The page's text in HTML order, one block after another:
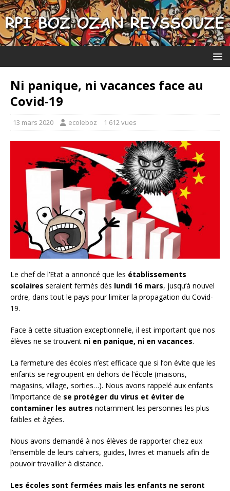
Ni panique, ni vacances face au
Covid-19
13 mars 2020 ecoleboz 1 612 vues
Le chef de l’Etat a annoncé que les établissements
scolaires seraient fermés dès lundi 16 mars, jusqu’à nouvel
ordre, dans tout le pays pour limiter la propagation du Covid-
19.
Face à cette situation exceptionnelle, il est important que nos
élèves ne se trouvent ni en panique, ni en vacances.
La fermeture des écoles n’est efficace que si l’on évite que les
enfants se regroupent en dehors de l’école (maisons,
magasins, village, sorties…). Nous avons rappelé aux enfants
l’importance de se protéger du virus et éviter de
contaminer les autres notamment les personnes les plus
faibles et âgées.
Nous avons demandé à nos élèves de rapporter chez eux
l’ensemble de leurs cahiers, guides, livres et manuels afin de
pouvoir travailler à distance.
Les écoles sont fermées mais les enfants ne seront